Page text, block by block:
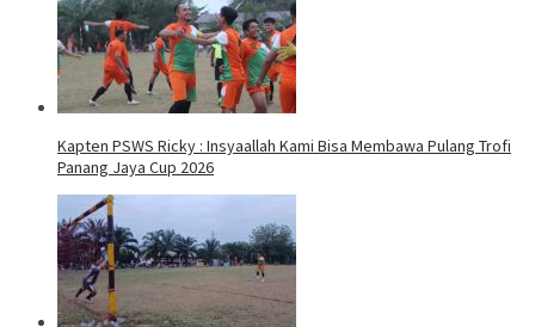
Kapten PSWS Ricky : Insyaallah Kami Bisa Membawa Pulang Trofi
Panang Jaya Cup 2026